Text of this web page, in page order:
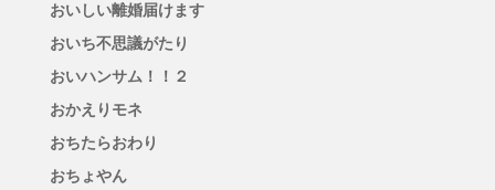
おいしい離婚届けます
おいち不思議がたり
おいハンサム！！２
おかえりモネ
おちたらおわり
おちょやん